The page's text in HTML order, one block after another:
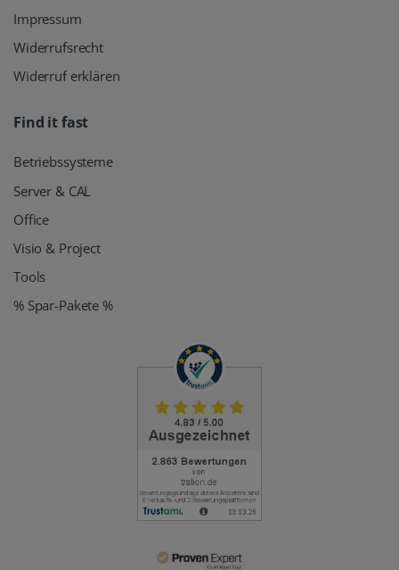
Impressum
Widerrufsrecht
Widerruf erklären
Find it fast
Betriebssysteme
Server & CAL
Office
Visio & Project
Tools
% Spar-Pakete %